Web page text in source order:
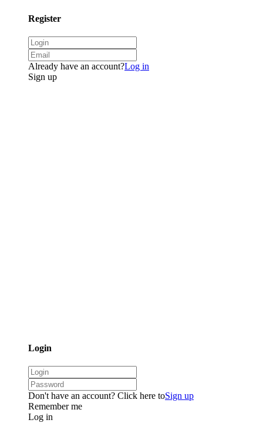
Register
Already have an account?Log in
Sign up
Login
Don't have an account? Click here toSign up
Remember me
Log in